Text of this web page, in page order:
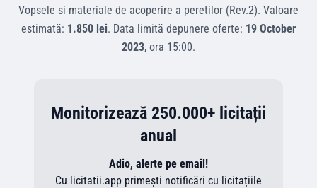
Vopsele si materiale de acoperire a peretilor (Rev.2). Valoare
estimată: 1.850 lei. Data limită depunere oferte: 19 October
2023, ora 15:00.
Monitorizează 250.000+ licitații
anual
Adio, alerte pe email!
Cu licitatii.app primești notificări cu licitațiile